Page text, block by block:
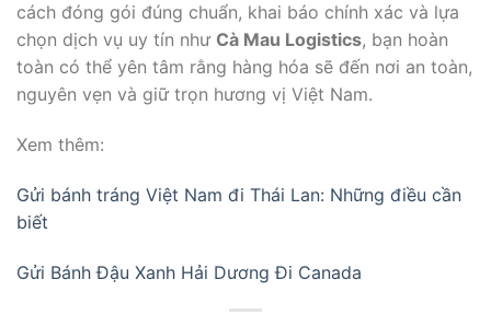
cách đóng gói đúng chuẩn, khai báo chính xác và lựa
chọn dịch vụ uy tín như Cà Mau Logistics, bạn hoàn
toàn có thể yên tâm rằng hàng hóa sẽ đến nơi an toàn,
nguyên vẹn và giữ trọn hương vị Việt Nam.
Xem thêm:
Gửi bánh tráng Việt Nam đi Thái Lan: Những điều cần
biết
Gửi Bánh Đậu Xanh Hải Dương Đi Canada